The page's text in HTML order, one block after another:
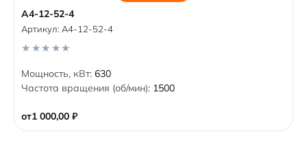
А4-12-52-4
от1 000,00 ₽
Артикул: А4-12-52-4
0
o
u
f
5
Мощность, кВт: 630
Частота вращения (об/мин): 1500